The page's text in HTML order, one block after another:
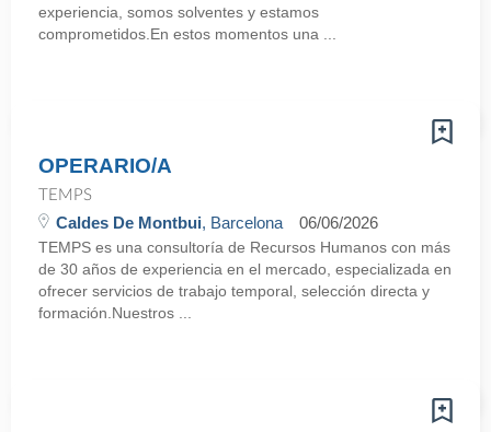
experiencia, somos solventes y estamos
comprometidos.En estos momentos una ...
OPERARIO/A
TEMPS
Caldes De Montbui, Barcelona 06/06/2026
TEMPS es una consultoría de Recursos Humanos con más
de 30 años de experiencia en el mercado, especializada en
ofrecer servicios de trabajo temporal, selección directa y
formación.Nuestros ...